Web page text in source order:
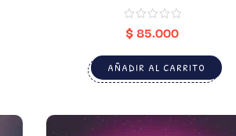
$85.000
AÑADIR AL CARRITO